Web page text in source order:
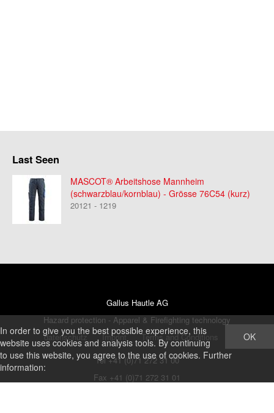
Last Seen
MASCOT® Arbeitshose Mannheim
(schwarzblau/kornblau) - Grösse 76C54 (kurz)
20121 - 1219
Gallus Hautle AG
Hazard protection - Apparel & Firefighting technology
datenschutz
Imprint
Terms and Conditions
Tel +41 (0)71 272 31 00
Fax +41 (0)71 272 31 01
OK
In order to give you the best possible experience, this
website uses cookies and analysis tools. By continuing
to use this website, you agree to the use of cookies. Further
information: